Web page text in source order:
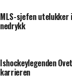
MLS-sjefen utelukker
nedrykk
Ishockeylegenden
karrieren